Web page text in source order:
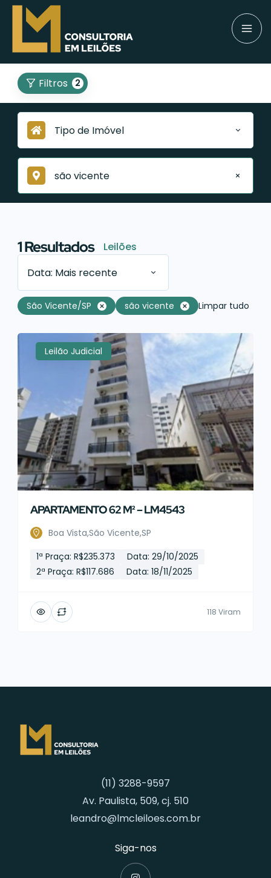
Filtros 2
Tipo de Imóvel
são vicente
1Resultados
Leilões
Data: Mais recente
São Vicente/SP são vicente Limpar tudo
Leilão Judicial
APARTAMENTO 62 M² – LM4543
Boa Vista,São Vicente,SP
1ª Praça: R$235.373
Data: 29/10/2025
2ª Praça: R$117.686
Data: 18/11/2025
118 Viram
(11) 3288-9597
Av. Paulista, 509, cj. 510
leandro@lmcleiloes.com.br
Siga-nos